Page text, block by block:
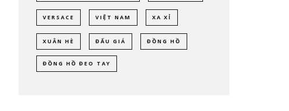
VERSACE VIỆT NAM XA XỈ
XUÂN HÈ ĐẤU GIÁ ĐỒNG HỒ
ĐỒNG HỒ ĐEO TAY